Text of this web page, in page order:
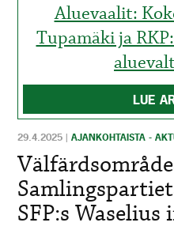
Aluevaalit:
Tupamäki ja
LUE
29.4.2025 |AJANKOHTAISTA -
SFP:s Waselius